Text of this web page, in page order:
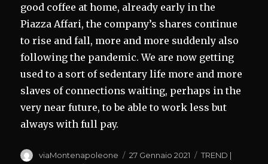
good coffee at home, already early in the
Piazza Affari, the company’s shares continue
to rise and fall, more and more suddenly also
following the pandemic. We are now getting
used to a sort of sedentary life more and more
slaves of connections waiting, perhaps in the
very near future, to be able to work less but
always with full pay.
Autore
viaMontenapoleone
Pubblicato
27 Gennaio 2021 Categorie
TREND |